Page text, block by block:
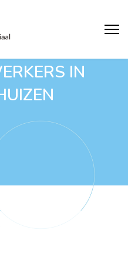
IN